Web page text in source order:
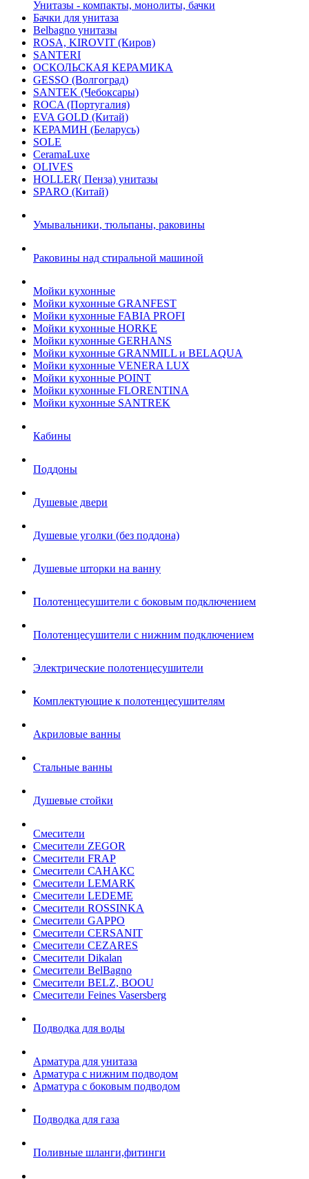
Унитазы - компакты, монолиты, бачки
Бачки для унитаза
Belbagno унитазы
ROSA, KIROVIT (Киров)
SANTERI
ОСКОЛЬСКАЯ КЕРАМИКА
GESSO (Волгоград)
SANTEK (Чебоксары)
ROCA (Португалия)
EVA GOLD (Китай)
KЕРАМИН (Беларусь)
SOLE
CeramaLuxe
OLIVES
HOLLER( Пенза) унитазы
SPARO (Китай)
Умывальники, тюльпаны, раковины
Раковины над стиральной машиной
Мойки кухонные
Мойки кухонные GRANFEST
Мойки кухонные FABIA PROFI
Мойки кухонные HORKE
Мойки кухонные GERHANS
Мойки кухонные GRANMILL и BELAQUA
Мойки кухонные VENERA LUX
Мойки кухонные POINT
Мойки кухонные FLORENTINA
Мойки кухонные SANTREK
Кабины
Поддоны
Душевые двери
Душевые уголки (без поддона)
Душевые шторки на ванну
Полотенцесушители с боковым подключением
Полотенцесушители с нижним подключением
Электрические полотенцесушители
Комплектующие к полотенцесушителям
Акриловые ванны
Стальные ванны
Душевые стойки
Смесители
Смесители ZEGOR
Смесители FRAP
Смесители САНАКС
Смесители LEMARK
Смесители LEDEME
Смесители ROSSINKA
Смесители GAPPO
Смесители CERSANIT
Смесители CEZARES
Смесители Dikalan
Смесители BelBagno
Смесители BELZ, BOOU
Смесители Feines Vasersberg
Подводка для воды
Арматура для унитаза
Арматура с нижним подводом
Арматура с боковым подводом
Подводка для газа
Поливные шланги,фитинги